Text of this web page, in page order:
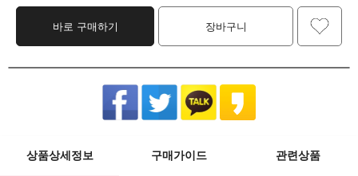
바로 구매하기 장바구니
상품상세정보 구매가이드 관련상품